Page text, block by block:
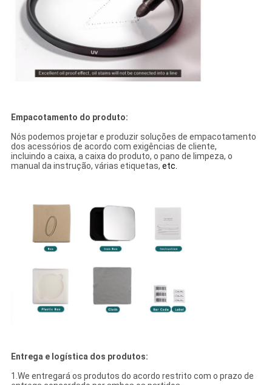
Empacotamento do produto:
Nós podemos projetar e produzir soluções de empacotamento
dos acessórios de acordo com exigências de cliente,
incluindo a caixa, a caixa do produto, o pano de limpeza, o
manual da instrução, várias etiquetas, etc.
Entrega e logística dos produtos:
1.We entregará os produtos do acordo restrito com o prazo de